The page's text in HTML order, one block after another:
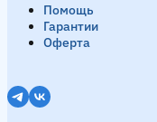
Помощь
Гарантии
Оферта